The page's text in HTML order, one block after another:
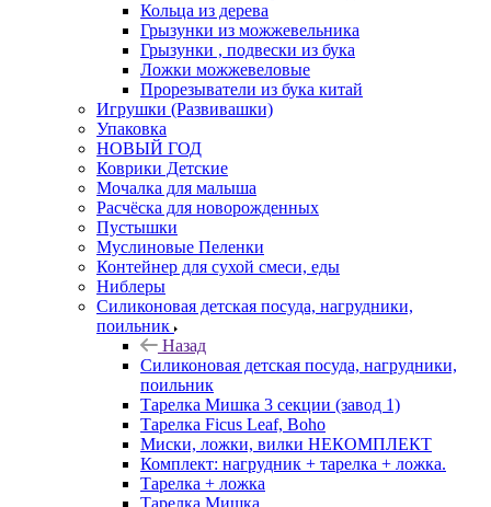
Кольца из дерева
Грызунки из можжевельника
Грызунки , подвески из бука
Ложки можжевеловые
Прорезыватели из бука китай
Игрушки (Развивашки)
Упаковка
НОВЫЙ ГОД
Коврики Детские
Мочалка для малыша
Расчёска для новорожденных
Пустышки
Муслиновые Пеленки
Контейнер для сухой смеси, еды
Ниблеры
Силиконовая детская посуда, нагрудники,
поильник
Назад
Силиконовая детская посуда, нагрудники,
поильник
Тарелка Мишка 3 секции (завод 1)
Тарелка Ficus Leaf, Boho
Миски, ложки, вилки НЕКОМПЛЕКТ
Комплект: нагрудник + тарелка + ложка.
Тарелка + ложка
Тарелка Мишка